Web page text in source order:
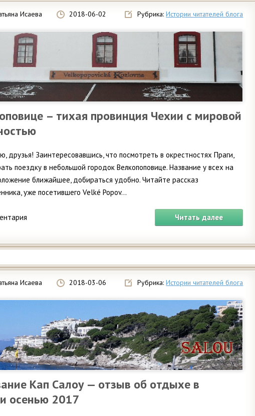
Рубрика:Истории читателей блога
Исаева 2018-06-02
– тихая провинция Чехии с мировой
друзья! Заинтересовавшись, что посмотреть в окрестностях Праги,
поездку в небольшой городок Велкопоповице. Название у всех на
ближайшее, добираться удобно. Читайте рассказ
уже посетившего Velké Popov...
Читать далее
Рубрика:Истории читателей блога
Исаева 2018-03-06
Кап Салоу — отзыв об отдыхе в
осенью 2017